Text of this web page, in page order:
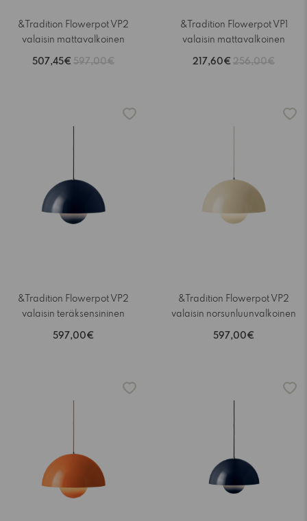
&Tradition Flowerpot VP2
valaisin mattavalkoinen
507,45€ 597,00€
&Tradition Flowerpot VP1
valaisin mattavalkoinen
217,60€ 256,00€
&Tradition Flowerpot VP2
valaisin teräksensininen
597,00€
&Tradition Flowerpot VP2
valaisin norsunluunvalkoinen
597,00€